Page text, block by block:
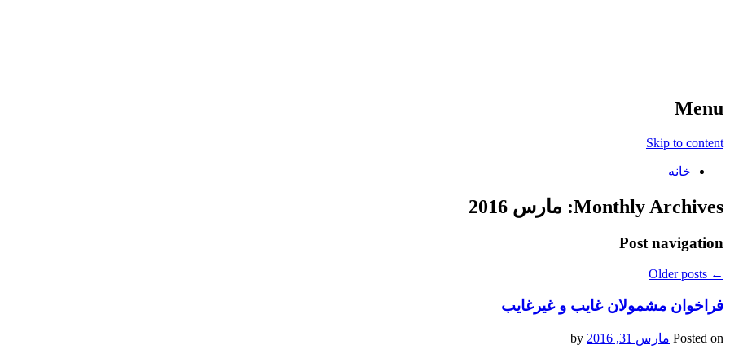
Menu
Skip to content
خانه
Monthly Archives: مارس 2016
Post navigation
←
فراخوان مشمولان غایب و غیرغایب
Posted on مارس 31, 2016